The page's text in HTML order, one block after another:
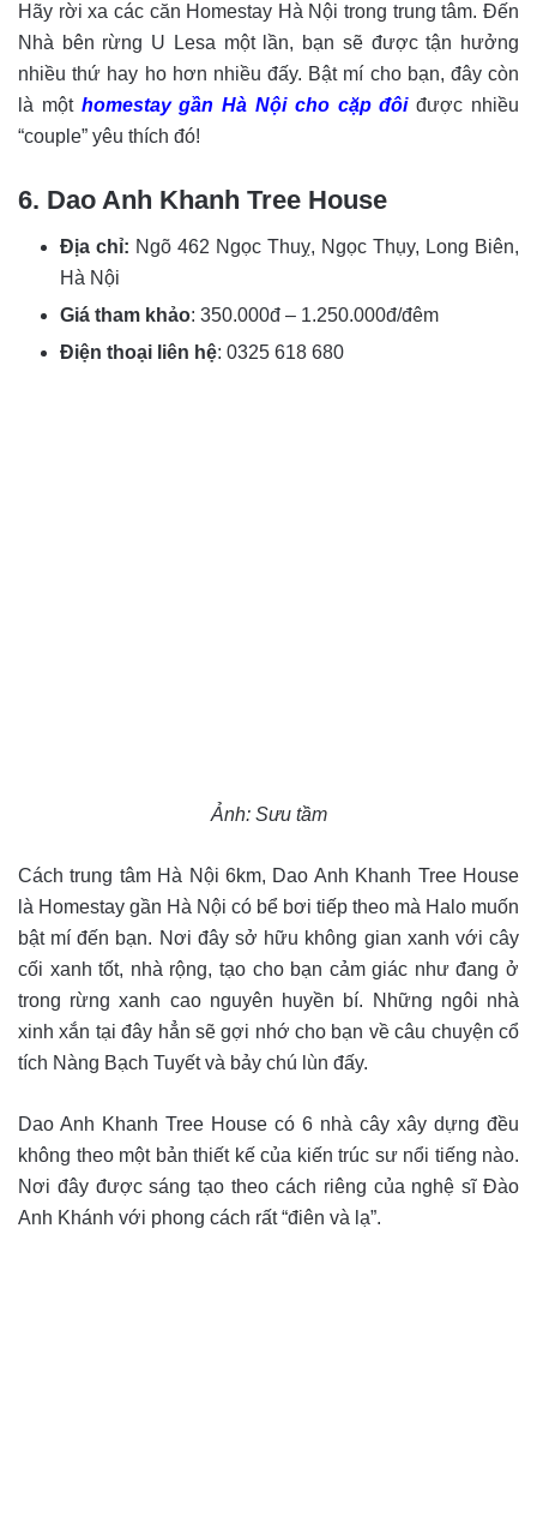
Hãy rời xa các căn Homestay Hà Nội trong trung tâm. Đến
Nhà bên rừng U Lesa một lần, bạn sẽ được tận hưởng
nhiều thứ hay ho hơn nhiều đấy. Bật mí cho bạn, đây còn
là một homestaygần Hà Nội cho cặp đôiđược nhiều
“couple” yêu thích đó!
6. Dao Anh Khanh Tree House
Địa chỉ: Ngõ 462 Ngọc Thuỵ, Ngọc Thụy, Long Biên,
Hà Nội
Giá tham khảo: 350.000đ – 1.250.000đ/đêm
Điện thoại liên hệ: 0325 618 680
Ảnh: Sưu tầm
Cách trung tâm Hà Nội 6km, Dao Anh Khanh Tree House
là Homestay gần Hà Nội có bể bơi tiếp theo mà Halo muốn
bật mí đến bạn. Nơi đây sở hữu không gian xanh với cây
cối xanh tốt, nhà rộng, tạo cho bạn cảm giác như đang ở
trong rừng xanh cao nguyên huyền bí. Những ngôi nhà
xinh xắn tại đây hẳn sẽ gợi nhớ cho bạn về câu chuyện cổ
tích Nàng Bạch Tuyết và bảy chú lùn đấy.
Dao Anh Khanh Tree House có 6 nhà cây xây dựng đều
không theo một bản thiết kế của kiến trúc sư nổi tiếng nào.
Nơi đây được sáng tạo theo cách riêng của nghệ sĩ Đào
Anh Khánh với phong cách rất “điên và lạ”.